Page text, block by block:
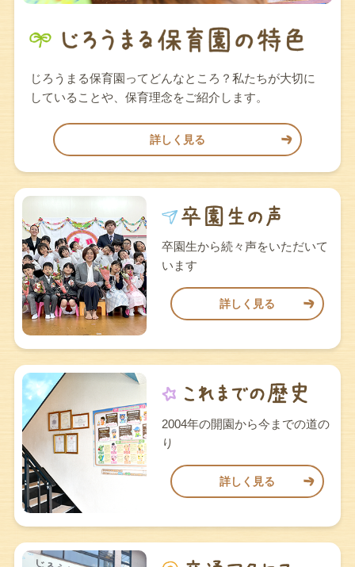
じろうまる保育園ってどんなところ？私たちが大切に
していることや、保育理念をご紹介します。
詳しく見る
卒園生から続々声をいただいて
います
詳しく見る
2004年の開園から今までの道の
り
詳しく見る